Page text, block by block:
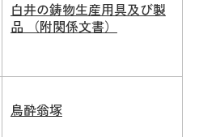
白井の鋳物生産用具及び製
品 （附関係文書）
鳥酔翁塚